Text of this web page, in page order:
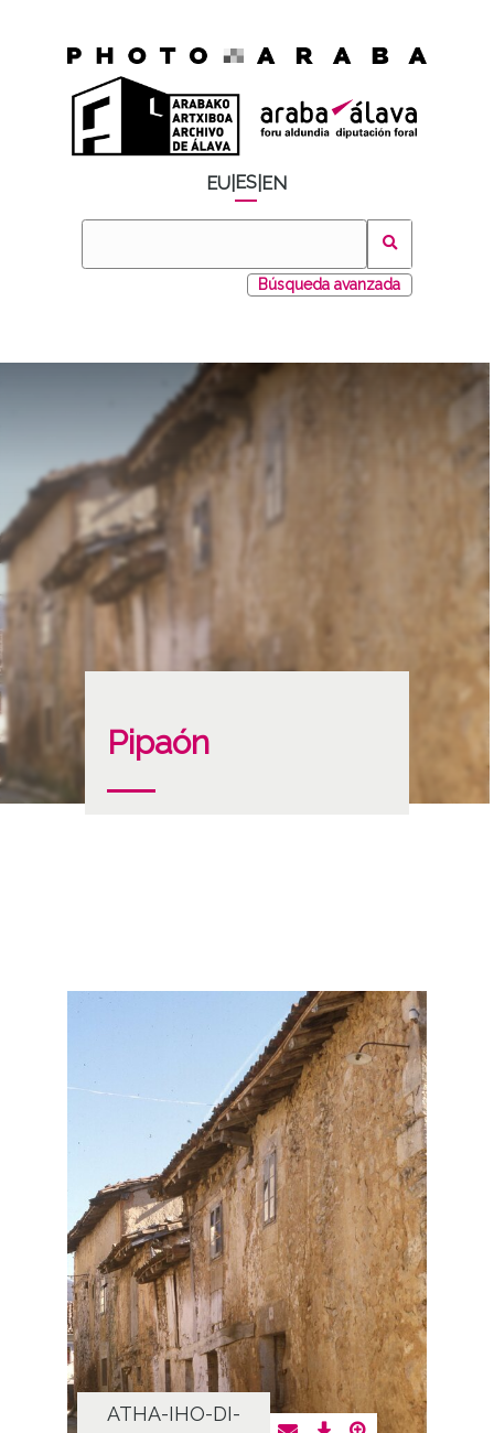
EU ES EN
Búsqueda avanzada
Pipaón
ATHA-IHO-DI-